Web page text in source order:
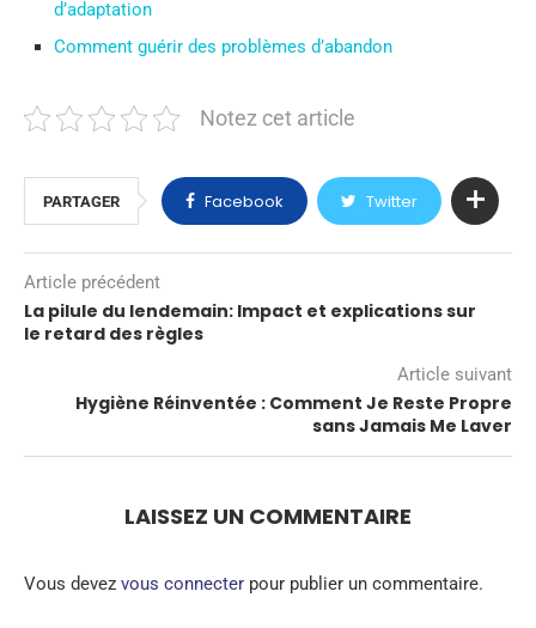
d’adaptation
Comment guérir des problèmes d’abandon
Notez cet article
PARTAGER Facebook Twitter
Article précédent
La pilule du lendemain: Impact et explications sur
le retard des règles
Article suivant
Hygiène Réinventée : Comment Je Reste Propre
sans Jamais Me Laver
LAISSEZ UN COMMENTAIRE
Vous devez vous connecter pour publier un commentaire.